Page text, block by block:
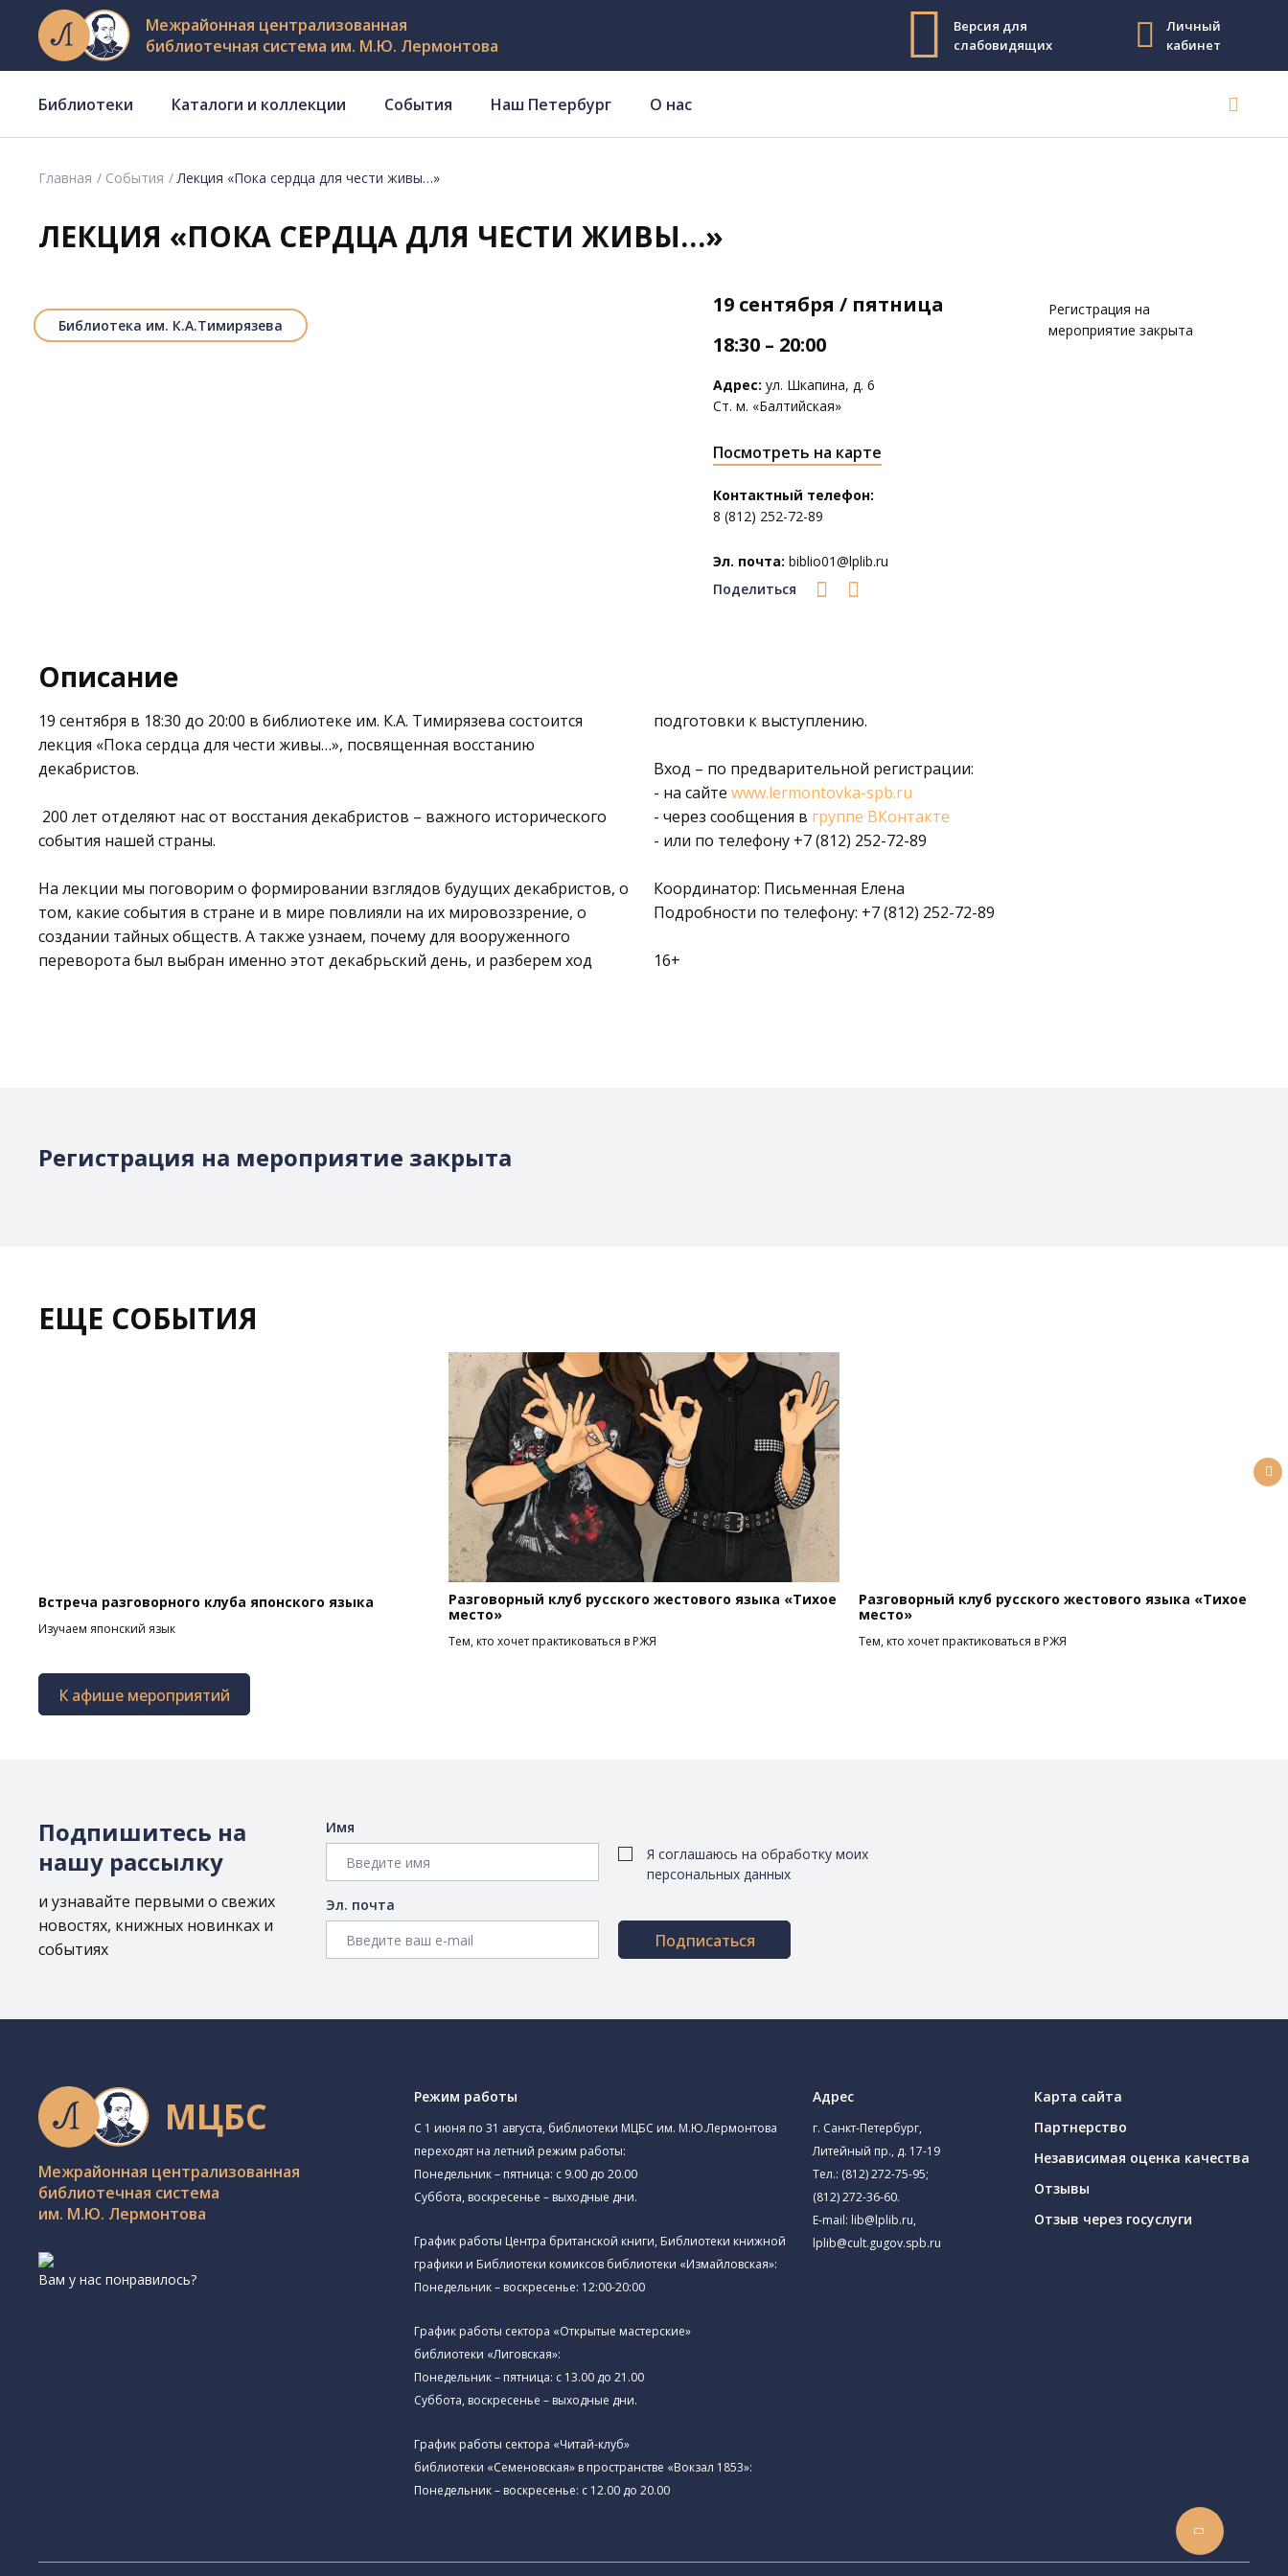
Межрайонная централизованная
библиотечная система им. М.Ю. Лермонтова
Версия для
слабовидящих
Личный
кабинет
Библиотеки Каталоги и коллекции События Наш Петербург О нас
Главная События Лекция «Пока сердца для чести живы…»
ЛЕКЦИЯ «ПОКА СЕРДЦА ДЛЯ ЧЕСТИ ЖИВЫ…»
Библиотека им. К.А.Тимирязева
19 сентября / пятница
18:30 – 20:00
Адрес: ул. Шкапина, д. 6
Ст. м. «Балтийская»
Посмотреть на карте
Контактный телефон:
8 (812) 252-72-89
Эл. почта: biblio01@lplib.ru
Поделиться
Регистрация на
мероприятие закрыта
Описание
19 сентября в 18:30 до 20:00 в библиотеке им. К.А. Тимирязева состоится
лекция «Пока сердца для чести живы…», посвященная восстанию
декабристов.
200 лет отделяют нас от восстания декабристов – важного исторического
события нашей страны.
На лекции мы поговорим о формировании взглядов будущих декабристов, о
том, какие события в стране и в мире повлияли на их мировоззрение, о
создании тайных обществ. А также узнаем, почему для вооруженного
переворота был выбран именно этот декабрьский день, и разберем ход
подготовки к выступлению.
Вход – по предварительной регистрации:
- на сайте www.lermontovka-spb.ru
- через сообщения в группе ВКонтакте
- или по телефону +7 (812) 252-72-89
Координатор: Письменная Елена
Подробности по телефону: +7 (812) 252-72-89
16+
Регистрация на мероприятие закрыта
ЕЩЕ СОБЫТИЯ
Встреча разговорного клуба японского языка
Изучаем японский язык
Разговорный клуб русского жестового языка «Тихое
место»
Тем, кто хочет практиковаться в РЖЯ
Разговорный клуб русского жестового языка «Тихое
место»
Тем, кто хочет практиковаться в РЖЯ
К афише мероприятий
Подпишитесь на
нашу рассылку
и узнавайте первыми о свежих
новостях, книжных новинках и
событиях
Имя
Эл. почта
Я соглашаюсь на обработку моих
персональных данных
Подписаться
МЦБС
Межрайонная централизованная
библиотечная система
им. М.Ю. Лермонтова
Вам у нас понравилось?
Режим работы
C 1 июня по 31 августа, библиотеки МЦБС им. М.Ю.Лермонтова
переходят на летний режим работы:
Понедельник – пятница: с 9.00 до 20.00
Суббота, воскресенье – выходные дни.
График работы Центра британской книги, Библиотеки книжной
графики и Библиотеки комиксов библиотеки «Измайловская»:
Понедельник – воскресенье: 12:00-20:00
График работы сектора «Открытые мастерские»
библиотеки «Лиговская»:
Понедельник – пятница: с 13.00 до 21.00⁠
Суббота, воскресенье – выходные дни.
График работы сектора «Читай-клуб»
библиотеки «Семеновская» в пространстве «Вокзал 1853»:
Понедельник – воскресенье: с 12.00 до 20.00
Адрес
г. Санкт-Петербург,
Литейный пр., д. 17-19
Тел.: (812) 272-75-95;
(812) 272-36-60.
E-mail: lib@lplib.ru,
lplib@cult.gugov.spb.ru
Карта сайта
Партнерство
Независимая оценка качества
Отзывы
Отзыв через госуслуги